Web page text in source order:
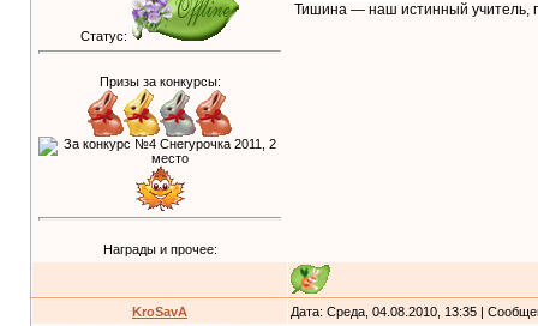
Статус:
Призы за конкурсы:
Награды и прочее:
Тишина — наш истинный учитель,
KroSavA Дата: Среда, 04.08.2010, 13:35 |